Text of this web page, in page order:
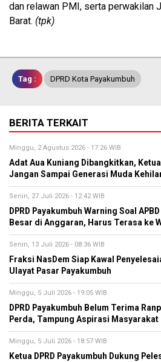
dan relawan PMI, serta perwakilan
Barat. (tpk)
Tag : DPRD Kota Payakumbuh
BERITA TERKAIT
Minggu, 2 Agustus 2026 - 17:26 WIB
Adat Aua Kuniang Dibangkitkan, Ketua
Jangan Sampai Generasi Muda
Senin, 27 Juli 2026 - 12:42 WIB
DPRD Payakumbuh Warning Soal
Besar di Anggaran, Harus Terasa ke
Senin, 13 Juli 2026 - 08:36 WIB
Fraksi NasDem Siap Kawal
Ulayat Pasar Payakumbuh
Minggu, 5 Juli 2026 - 19:05 WIB
DPRD Payakumbuh Belum Terima
Perda, Tampung Aspirasi Masyarakat
Minggu, 5 Juli 2026 - 18:57 WIB
Ketua DPRD Payakumbuh Dukung